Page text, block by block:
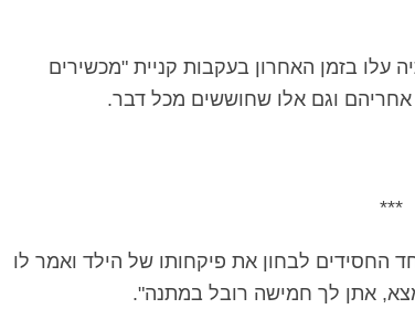
עלו בזמן האחרון בעקבות קניית "מכשירים
וגם אלו שחוששים מכל דבר.
***
החסידים לבחון את פיקחותו של הילד ואמר לו
אתן לך חמישה רובל במתנה".